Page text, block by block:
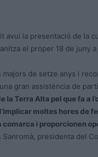
avui la presentació de la
el proper 18 de juny a
de setze anys i
gran assistència de
Terra Alta pel que fa a
moltes hores de
i proporcionen
Sanromà, presidenta del